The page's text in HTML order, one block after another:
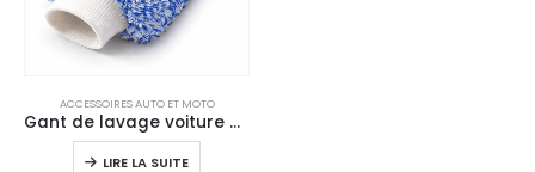
ACCESSOIRES AUTO ET MOTO
Gant de lavage voiture en microfibre ultra douce – Nettoyage sans rayures
LIRE LA SUITE